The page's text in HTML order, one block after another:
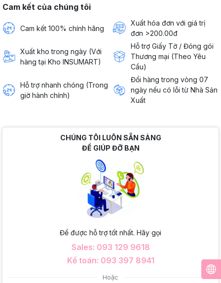
Cam kết của chúng tôi
Cam kết 100% chính hãng
Xuất hóa đơn với giá trị
đơn >200.00đ
Xuất kho trong ngày (Với
hàng tại Kho INSUMART)
Hỗ trợ Giấy Tờ / Đóng gói
Thương mại (Theo Yêu
Cầu)
Hỗ trợ nhanh chóng (Trong
giờ hành chính)
Đổi hàng trong vòng 07
ngày nếu có lỗi từ Nhà Sản
Xuất
CHÚNG TÔI LUÔN SẴN SÀNG
ĐỂ GIÚP ĐỠ BẠN
Để được hỗ trợ tốt nhất. Hãy gọi
Sales: 093 129 9618
Kế toán: 093 397 8941
Hoặc